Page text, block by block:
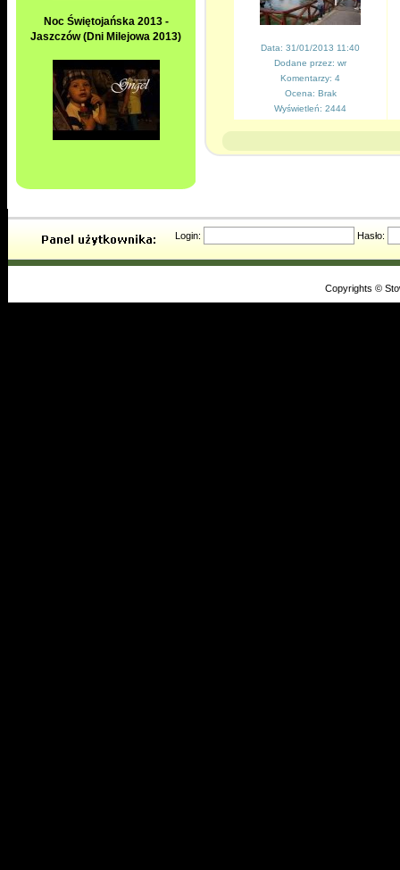
Noc Świętojańska 2013 -
Jaszczów (Dni Milejowa 2013)
Data: 31/01/2013 11:40
Dodane przez: wr
Komentarzy: 4
Ocena: Brak
Wyświetleń: 2444
Login: Hasło:
Copyrights ©